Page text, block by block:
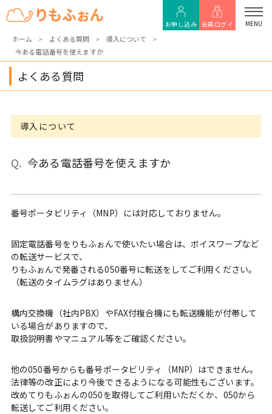
お申し込み 会員ログイ MENU
ホーム よくある質問
導入について
今ある電話番号を使えますか
よくある質問
導入について
今ある電話番号を使えますか
番号ポータビリティ（MNP）には対応しておりません。
固定電話番号をりもふぉんで使いたい場合は、ボイスワープなど
の転送サービスで、
りもふぉんで発番される050番号に転送をしてご利用ください。
（転送のタイムラグはありません）
構内交換機（社内PBX）やFAX付複合機にも転送機能が付帯して
いる場合がありますので、
取扱説明書やマニュアル等をご確認ください。
他の050番号からも番号ポータビリティ（MNP）はできません。
法律等の改正により今後できるようになる可能性もございます。
改めてりもふぉんの050を取得してご利用いただくか、050から
転送してご利用ください。